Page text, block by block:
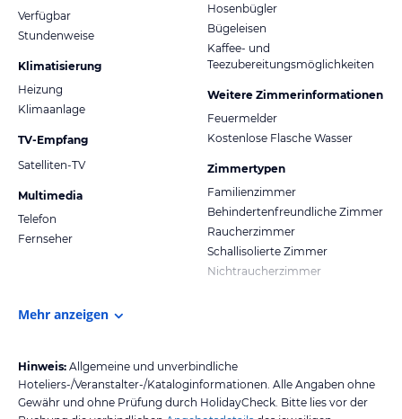
Verfügbar
Stundenweise
Klimatisierung
Heizung
Klimaanlage
TV-Empfang
Satelliten-TV
Multimedia
Telefon
Fernseher
Hosenbügler
Bügeleisen
Kaffee- und
Teezubereitungsmöglichkeiten
Weitere Zimmerinformationen
Feuermelder
Kostenlose Flasche Wasser
Zimmertypen
Familienzimmer
Behindertenfreundliche Zimmer
Raucherzimmer
Schallisolierte Zimmer
Nichtraucherzimmer
Mehr anzeigen
Hinweis: Allgemeine und unverbindliche
Hoteliers-/Veranstalter-/Kataloginformationen. Alle Angaben ohne
Gewähr und ohne Prüfung durch HolidayCheck. Bitte lies vor der